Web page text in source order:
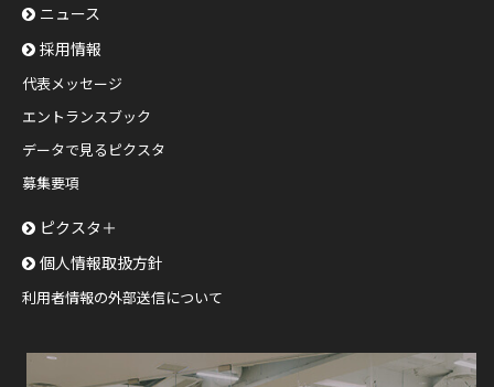
ニュース
採用情報
代表メッセージ
エントランスブック
データで見るピクスタ
募集要項
ピクスタ＋
個人情報取扱方針
利用者情報の外部送信について